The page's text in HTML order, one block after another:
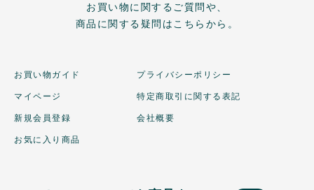
お買い物に関するご質問や、
商品に関する疑問はこちらから。
お買い物ガイド
マイページ
新規会員登録
お気に入り商品
プライバシーポリシー
特定商取引に関する表記
会社概要